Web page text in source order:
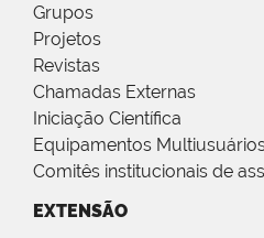
Grupos
Projetos
Revistas
Chamadas Externas
Iniciação Científica
Equipamentos
Comitês institucionais de
EXTENSÃO